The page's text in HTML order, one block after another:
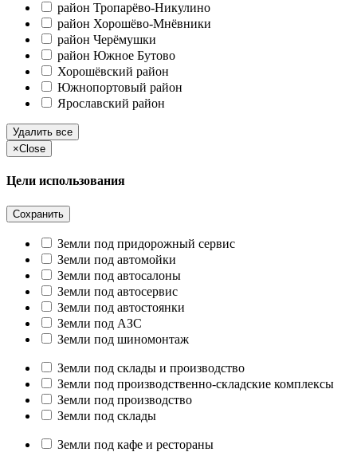
район Тропарёво-Никулино
район Хорошёво-Мнёвники
район Черёмушки
район Южное Бутово
Хорошёвский район
Южнопортовый район
Ярославский район
Удалить все
×Close
Цели использования
Сохранить
Земли под придорожный сервис
Земли под автомойки
Земли под автосалоны
Земли под автосервис
Земли под автостоянки
Земли под АЗС
Земли под шиномонтаж
Земли под склады и производство
Земли под производственно-складские комплексы
Земли под производство
Земли под склады
Земли под кафе и рестораны